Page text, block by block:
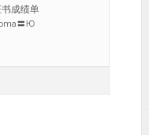
成绩单
〓Ю